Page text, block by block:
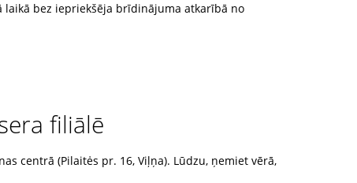
bez iepriekšēja brīdinājuma atkarībā no
filiālē
centrā (Pilaitės pr. 16, Viļņa). Lūdzu, ņemiet vērā,